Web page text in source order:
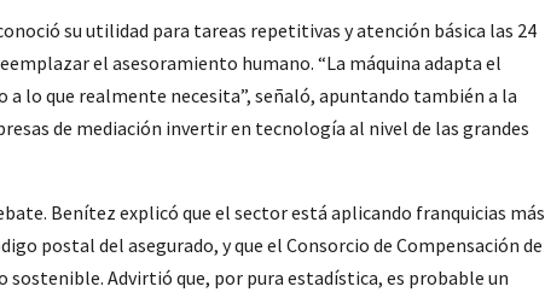
su utilidad para tareas repetitivas y atención básica las 24
el asesoramiento humano. “La máquina adapta el
a lo que realmente necesita”, señaló, apuntando también a la
de mediación invertir en tecnología al nivel de las grandes
Benítez explicó que el sector está aplicando franquicias más
postal del asegurado, y que el Consorcio de Compensación de
sostenible. Advirtió que, por pura estadística, es probable un